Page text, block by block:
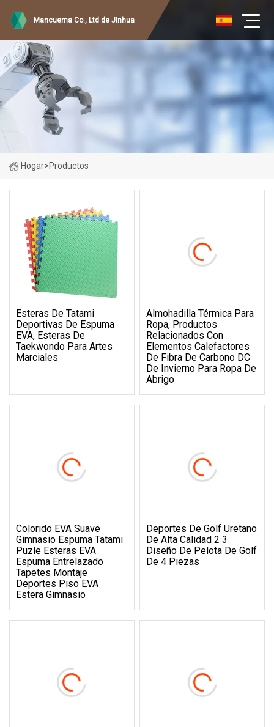
Mancuerna Co., Ltd de Jinhua
Hogar>Productos
Esteras De Tatami
Deportivas De Espuma
EVA, Esteras De
Taekwondo Para Artes
Marciales
Almohadilla Térmica Para
Ropa, Productos
Relacionados Con
Elementos Calefactores
De Fibra De Carbono DC
De Invierno Para Ropa De
Abrigo
Colorido EVA Suave
Gimnasio Espuma Tatami
Puzle Esteras EVA
Espuma Entrelazado
Tapetes Montaje
Deportes Piso EVA
Estera Gimnasio
Deportes De Golf Uretano
De Alta Calidad 2 3
Diseño De Pelota De Golf
De 4 Piezas